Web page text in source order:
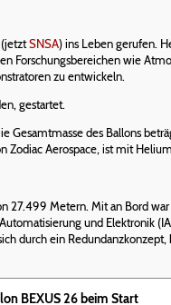
(jetztSNSA) ins Leben gerufen.
Forschungsbereichen wie
zu entwickeln.
gestartet.
des Ballons
Zodiac Aerospace, ist mit
Metern. Mit an Bord
und Elektronik
durch ein
BEXUS 26 beim Start